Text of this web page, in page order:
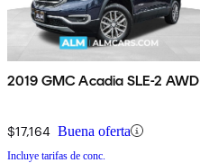
2019 GMC Acadia SLE-2 AWD
$17,164 Buena oferta
Incluye tarifas de conc.